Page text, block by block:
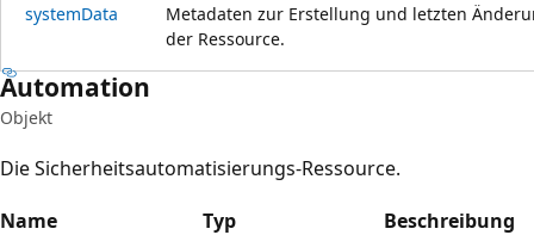
systemData
Metadaten zur Erstellung und letzten
der Ressource.
Automation
Objekt
Die Sicherheitsautomatisierungs-Ressource.
Name
Typ
Beschreibung